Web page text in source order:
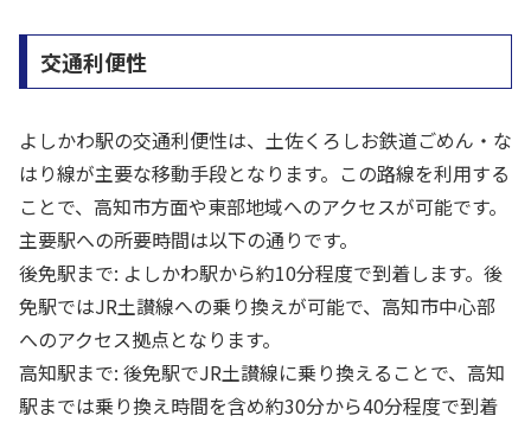
交通利便性
よしかわ駅の交通利便性は、土佐くろしお鉄道ごめん・な
はり線が主要な移動手段となります。この路線を利用する
ことで、高知市方面や東部地域へのアクセスが可能です。
主要駅への所要時間は以下の通りです。
後免駅まで: よしかわ駅から約10分程度で到着します。後
免駅ではJR土讃線への乗り換えが可能で、高知市中心部
へのアクセス拠点となります。
高知駅まで: 後免駅でJR土讃線に乗り換えることで、高知
駅までは乗り換え時間を含め約30分から40分程度で到着